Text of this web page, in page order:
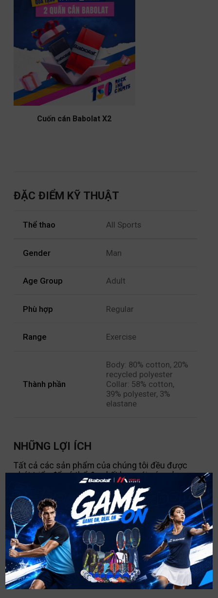
Cuốn cán Babolat X2
ĐẶC ĐIỂM KỸ THUẬT
Thể thao All Sports
Gender Man
Age Group Adult
Phù hợp Regular
Range Exercise
Thành phần
Body: 80% cotton, 20%
recycled polyester
Collar: 58% cotton,
39% polyester, 3%
elastane
NHỮNG LỢI ÍCH
Tất cả các sản phẩm của chúng tôi đều được
phát triển để có thể đeo kết hợp với các sản
phẩm khác trong dòng sản phẩm PLAY.
Được làm chủ yếu từ hỗn hợp cotton-polyester,
những sản phẩm này kết hợp sự thoải mái của
cotton với độ mềm mại của polyester.
Ngoài ra còn có một số món đồ ấm áp giúp bạn
chuyển sang mùa lạnh hơn.
Thiết bị hoàn hảo để khởi động và tập luyện
cũng như huấn luyện trên sân.
x